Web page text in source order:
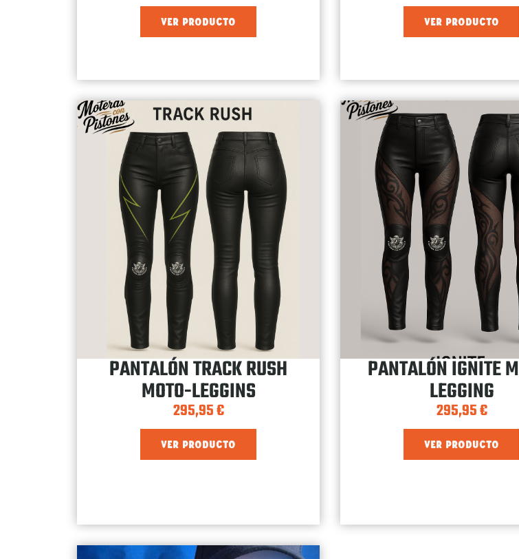
VER PRODUCTO VER PRODUCTO
PANTALÓN TRACK RUSH
MOTO-LEGGINS
295,95€
VER PRODUCTO
PANTALÓN IGNITE
LEGGING
295,95€
VER PRODUCTO